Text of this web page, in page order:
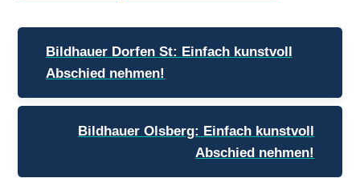
Beitragsnavigation
Bildhauer Dorfen St: Einfach kunstvoll
Abschied nehmen!
Bildhauer Olsberg: Einfach kunstvoll
Abschied nehmen!